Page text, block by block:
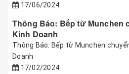
17/06/2024
Thông Báo: Bếp từ Munchen
Kinh Doanh
Thông Báo: Bếp từ Munchen
Doanh
17/02/2024